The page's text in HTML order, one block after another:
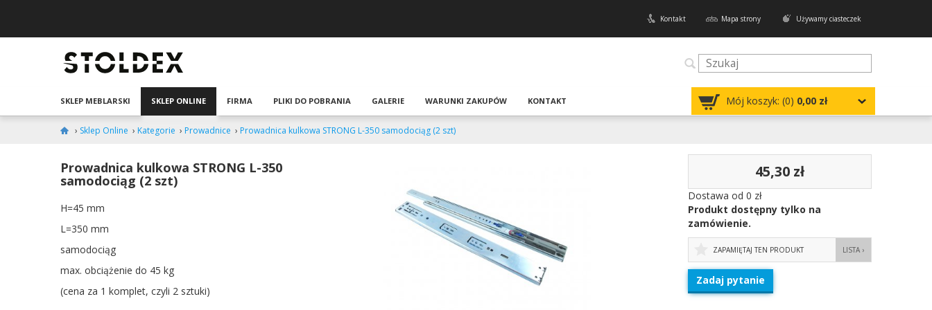
Używamy ciasteczek
Mapa strony
Kontakt
SKLEP MEBLARSKI SKLEP ONLINE FIRMA PLIKI DO POBRANIA GALERIE WARUNKI ZAKUPÓW KONTAKT Mój koszyk: (0) 0,00 zł
› Sklep Online › Kategorie › Prowadnice › Prowadnica kulkowa STRONG L-350 samodociąg (2 szt)
Prowadnica kulkowa STRONG L-350
samodociąg (2 szt)
H=45 mm
L=350 mm
samodociąg
max. obciążenie do 45 kg
(cena za 1 komplet, czyli 2 sztuki)
45,30 zł
Dostawa od 0 zł
Produkt dostępny tylko na
zamówienie.
LISTA ›
ZAPAMIĘTAJ TEN PRODUKT
Zadaj pytanie